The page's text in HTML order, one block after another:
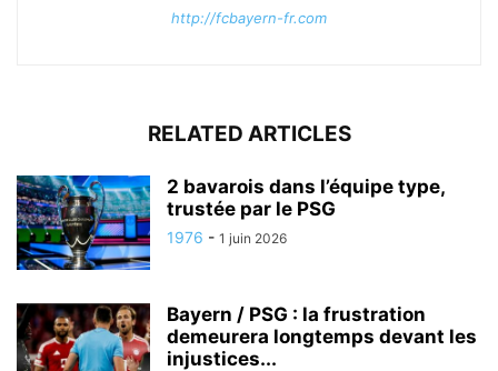
http://fcbayern-fr.com
RELATED ARTICLES
2 bavarois dans l’équipe type,
trustée par le PSG
1976 - 1 juin 2026
Bayern / PSG : la frustration
demeurera longtemps devant les
injustices...